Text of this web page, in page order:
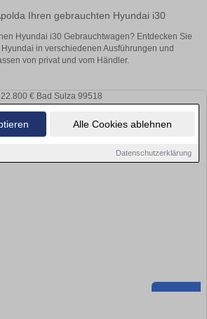
Alle Cookies ablehnen
Datenschutzerklärung
Ihren gebrauchten Hyundai i30
Hyundai i30 Gebrauchtwagen? Entdecken Sie
in verschiedenen Ausführungen und
von privat und vom Händler.